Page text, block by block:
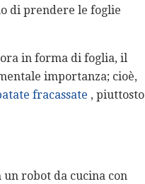
di prendere le foglie
in forma di foglia, il
importanza; cioè,
fracassate , piuttosto
robot da cucina con